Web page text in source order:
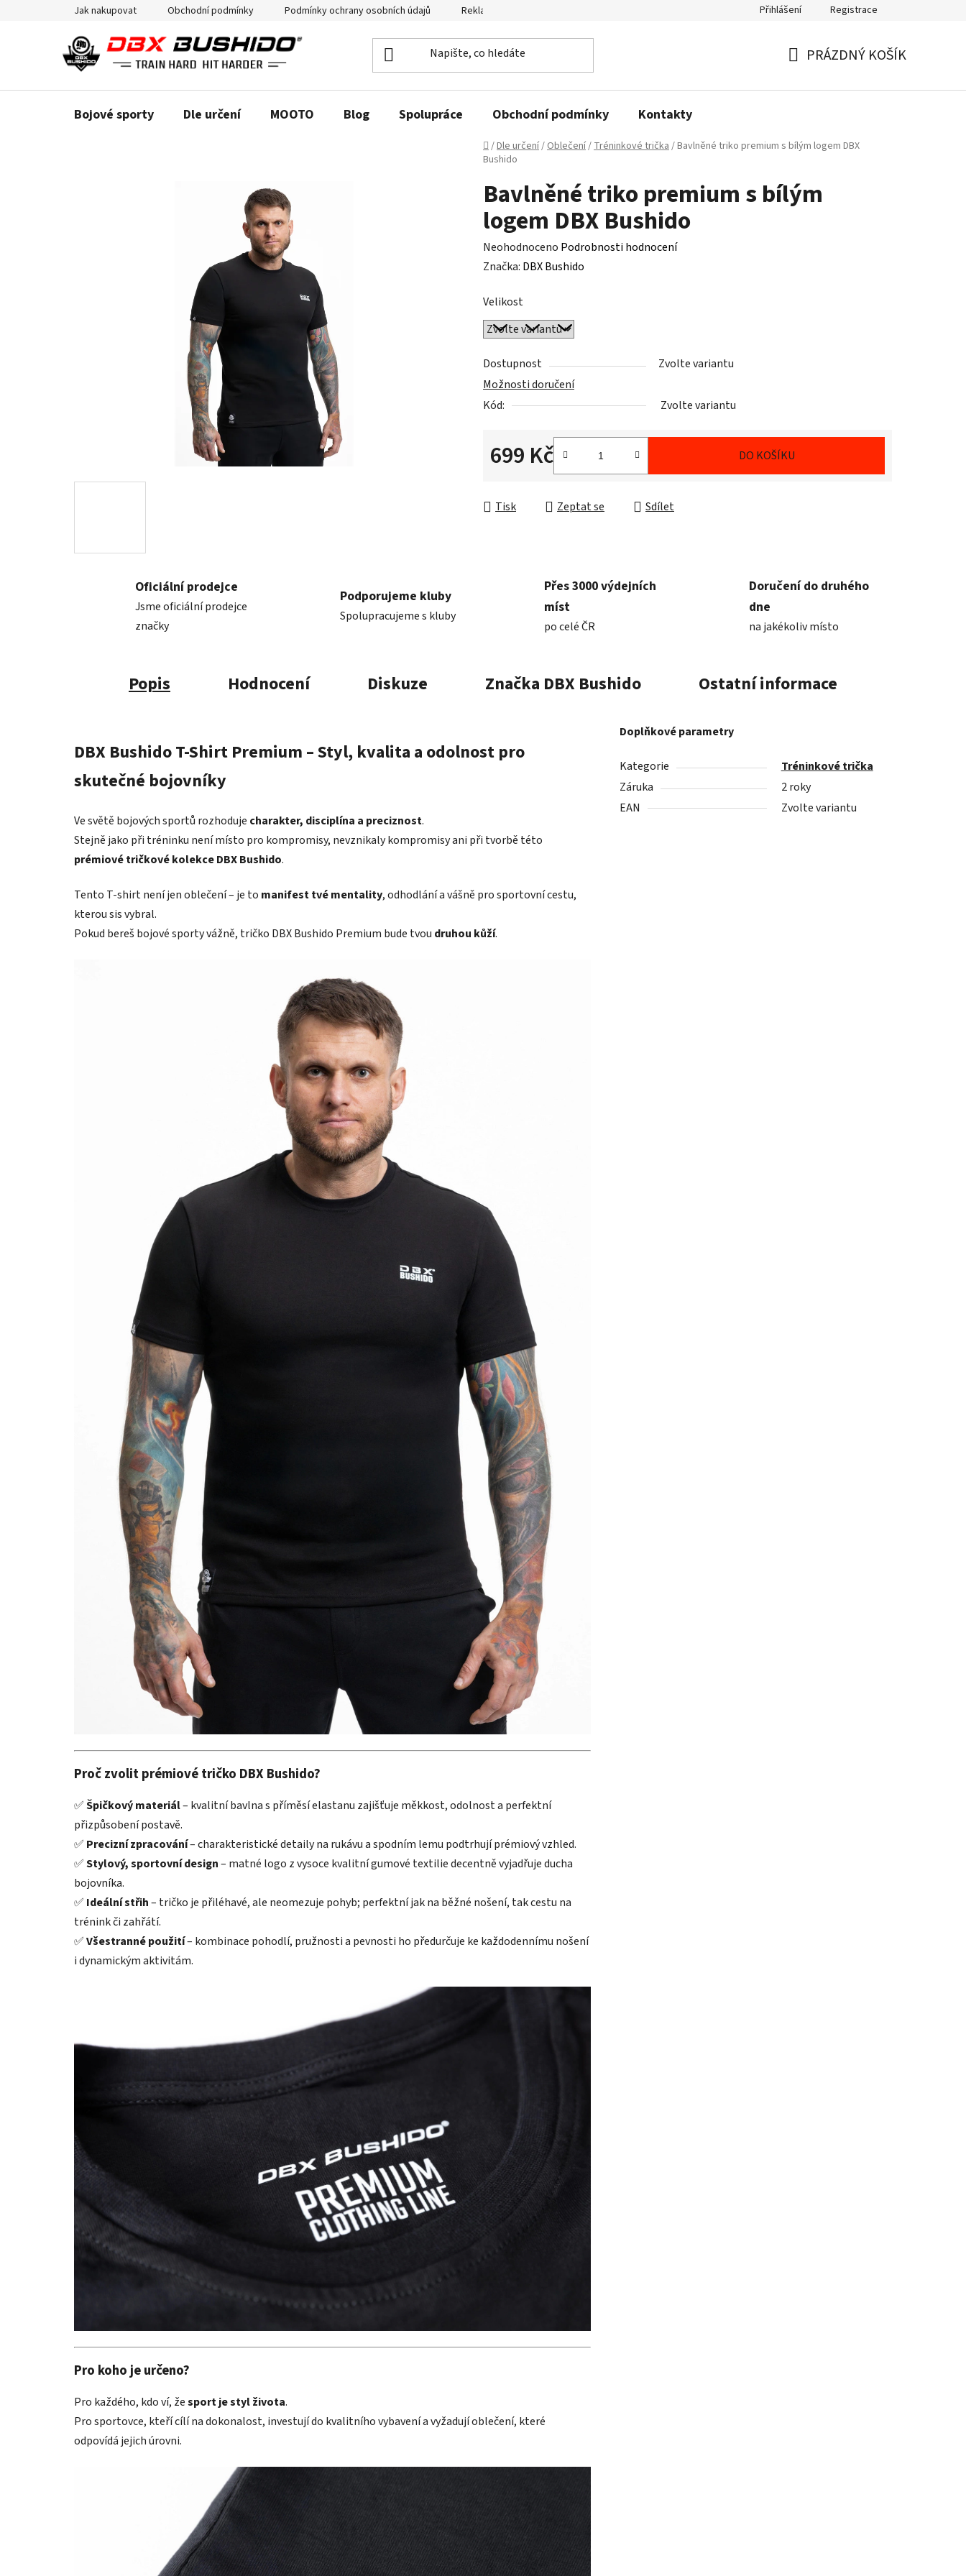
Jak nakupovat Obchodní podmínky Podmínky ochrany osobních údajů Reklamační řád a odstoupení od smlouvy Politika používání cookiesPřihlášení Registrace
PRÁZDNÝ KOŠÍK
Bojové sporty Dle určení MOOTO Blog Spolupráce Obchodní podmínky Kontakty
Domů
/Dle určení/Oblečení/Tréninkové trička/Bavlněné triko premium s bílým logem DBX
Bushido
Bavlněné triko premium s bílým
logem DBX Bushido
Průměrné
hodnocení
je
0,0
z
5
hvězdiček.
Neohodnoceno Podrobnosti hodnocení
Značka: DBX Bushido
Velikost
Dostupnost
Zvolte variantu
Možnosti doručení
Kód:
Zvolte variantu
699 Kč DO KOŠÍKU
Tisk Zeptat se Sdílet
Oficiální prodejce
Jsme oficiální prodejce
značky
Podporujeme kluby
Spolupracujeme s kluby
Přes 3000 výdejních
míst
po celé ČR
Doručení do druhého
dne
na jakékoliv místo
Popis Hodnocení Diskuze Značka DBX Bushido Ostatní informace
DBX Bushido T-Shirt Premium – Styl, kvalita a odolnost pro
skutečné bojovníky
Ve světě bojových sportů rozhoduje charakter, disciplína a preciznost.
Stejně jako při tréninku není místo pro kompromisy, nevznikaly kompromisy ani při tvorbě této
prémiové tričkové kolekce DBX Bushido.
Tento T-shirt není jen oblečení – je to manifest tvé mentality, odhodlání a vášně pro sportovní cestu,
kterou sis vybral.
Pokud bereš bojové sporty vážně, tričko DBX Bushido Premium bude tvou druhou kůží.
Proč zvolit prémiové tričko DBX Bushido?
✅Špičkový materiál– kvalitní bavlna s příměsí elastanu zajišťuje měkkost, odolnost a perfektní
přizpůsobení postavě.
✅ Precizní zpracování– charakteristické detaily na rukávu a spodním lemu podtrhují prémiový vzhled.
✅Stylový, sportovní design– matné logo z vysoce kvalitní gumové textilie decentně vyjadřuje ducha
bojovníka.
✅ Ideální střih– tričko je přiléhavé, ale neomezuje pohyb; perfektní jak na běžné nošení, tak cestu na
trénink či zahřátí.
✅Všestranné použití– kombinace pohodlí, pružnosti a pevnosti ho předurčuje ke každodennímu nošení
i dynamickým aktivitám.
Pro koho je určeno?
Pro každého, kdo ví, žesport je styl života.
Pro sportovce, kteří cílí na dokonalost, investují do kvalitního vybavení a vyžadují oblečení, které
odpovídá jejich úrovni.
Doplňkové parametry
Kategorie
Tréninkové trička
Záruka
2 roky
EAN
Zvolte variantu